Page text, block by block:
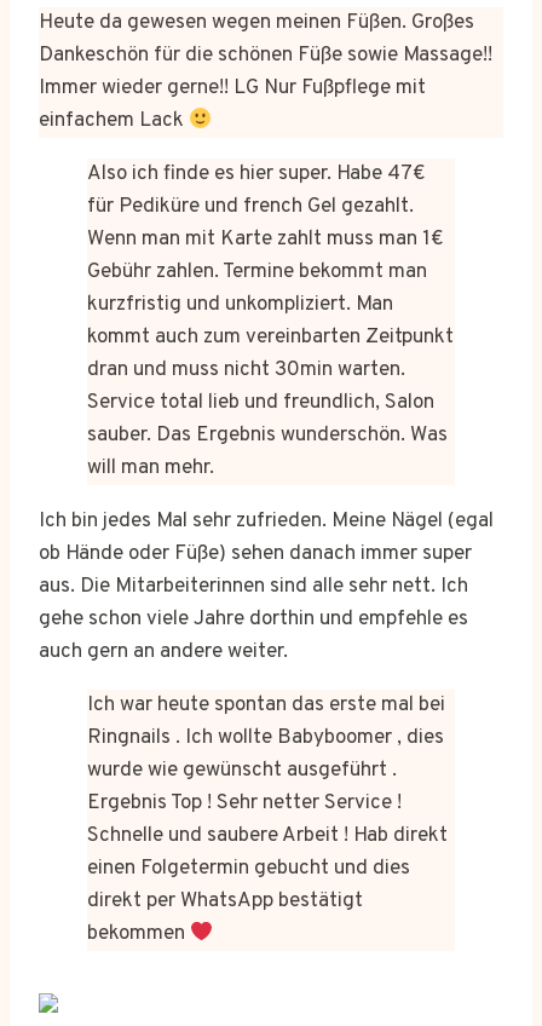
Heute da gewesen wegen meinen Füßen. Großes
Dankeschön für die schönen Füße sowie Massage!!
Immer wieder gerne!! LG Nur Fußpflege mit
einfachem Lack
Also ich finde es hier super. Habe 47€
für Pediküre und french Gel gezahlt.
Wenn man mit Karte zahlt muss man 1€
Gebühr zahlen. Termine bekommt man
kurzfristig und unkompliziert. Man
kommt auch zum vereinbarten Zeitpunkt
dran und muss nicht 30min warten.
Service total lieb und freundlich, Salon
sauber. Das Ergebnis wunderschön. Was
will man mehr.
Ich bin jedes Mal sehr zufrieden. Meine Nägel (egal
ob Hände oder Füße) sehen danach immer super
aus. Die Mitarbeiterinnen sind alle sehr nett. Ich
gehe schon viele Jahre dorthin und empfehle es
auch gern an andere weiter.
Ich war heute spontan das erste mal bei
Ringnails . Ich wollte Babyboomer , dies
wurde wie gewünscht ausgeführt .
Ergebnis Top ! Sehr netter Service !
Schnelle und saubere Arbeit ! Hab direkt
einen Folgetermin gebucht und dies
direkt per WhatsApp bestätigt
bekommen